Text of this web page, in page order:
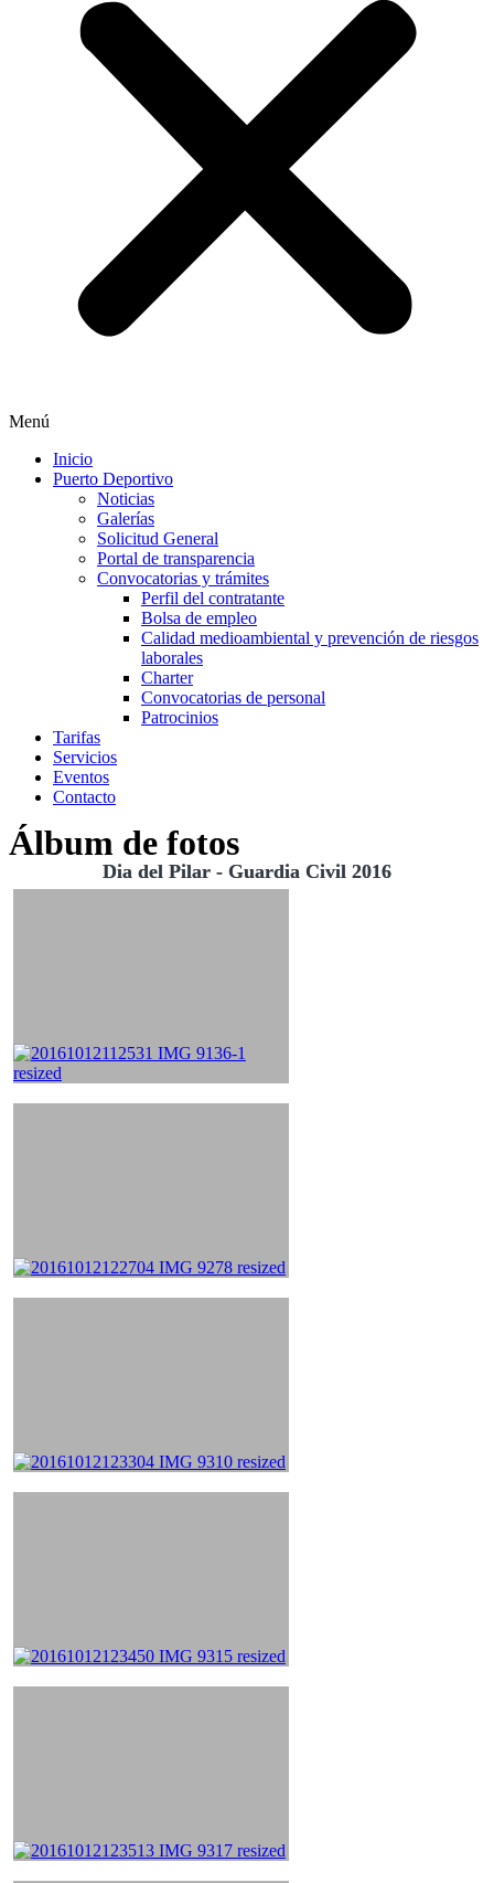
Menú
Inicio
Puerto Deportivo
Noticias
Galerías
Solicitud General
Portal de transparencia
Convocatorias y trámites
Perfil del contratante
Bolsa de empleo
Calidad medioambiental y prevención de riesgos
laborales
Charter
Convocatorias de personal
Patrocinios
Tarifas
Servicios
Eventos
Contacto
Álbum de fotos
Dia del Pilar - Guardia Civil 2016